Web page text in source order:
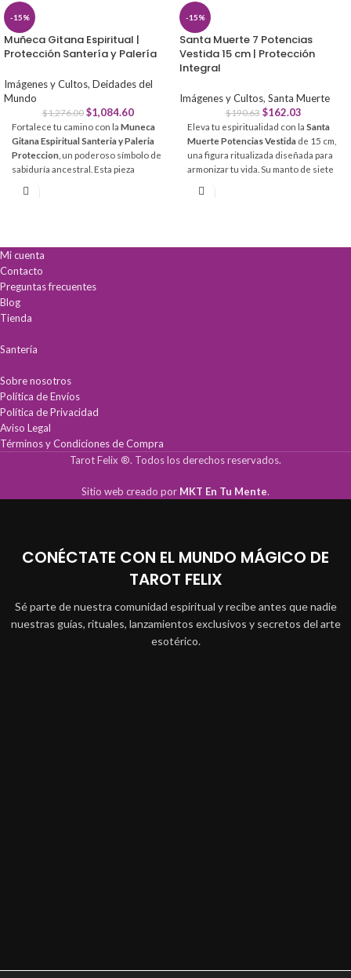
-15%
Muñeca Gitana Espiritual |
Protección Santería y Palería
Imágenes y Cultos, Deidades del
Mundo
$1,276.00 $1,084.60
Fortalece tu camino con la Muneca
Gitana Espiritual Santeria y Paleria
Proteccion , un poderoso símbolo de
sabiduría ancestral. Esta pieza
energético para armonizar tu
Protección Total:Escudo espiritual
contra malas vibras y energías
negativas.
Guía y Sabiduría:Potencia la
intuición y claridad en tus rituales.
Armonía Espiritual:
altar.
-15%
Santa Muerte 7 Potencias
Vestida 15 cm | Protección
Integral
Imágenes y Cultos, Santa Muerte
$190.63 $162.03
Eleva tu espiritualidad con la Santa
Muerte Potencias Vestida de 15 cm,
una figura ritualizada diseñada para
armonizar tu vida. Su manto de siete
justicia y bienestar.
obstáculos.
Mi cuenta
Contacto
Preguntas frecuentes
Blog
Tienda
Santería
Sobre nosotros
Política de Envíos
Política de Privacidad
Aviso Legal
Términos y Condiciones de Compra
Tarot Felix ®. Todos los derechos reservados.
Sitio web creado por MKT En Tu Mente.
CONÉCTATE CON EL MUNDO MÁGICO DE
TAROT FELIX
Sé parte de nuestra comunidad espiritual y recibe antes que nadie
nuestras guías, rituales, lanzamientos exclusivos y secretos del arte
esotérico.